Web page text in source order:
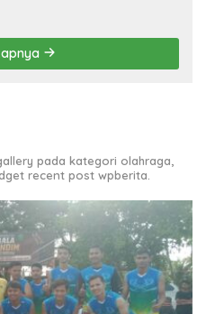
pada kategori olahraga,
recent post wpberita.